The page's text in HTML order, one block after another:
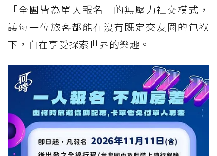
「全團皆為單人報名」的無壓力社交模式，
讓每一位旅客都能在沒有既定交友圈的包袱
下，自在享受探索世界的樂趣。